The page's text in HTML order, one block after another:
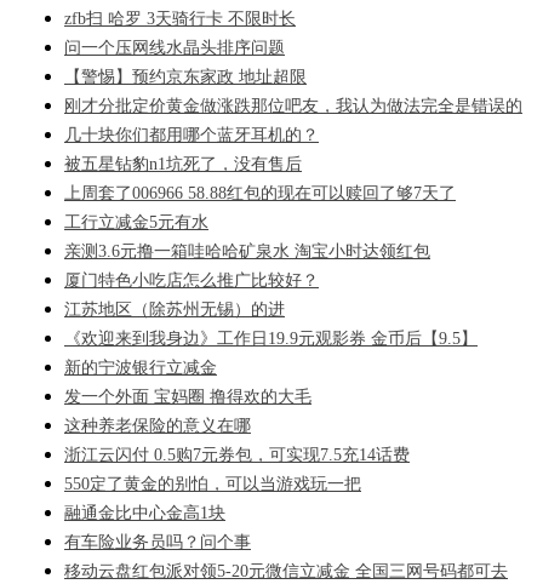
zfb扫 哈罗 3天骑行卡 不限时长
问一个压网线水晶头排序问题
【警惕】预约京东家政 地址超限
刚才分批定价黄金做涨跌那位吧友，我认为做法完全是错误的
几十块你们都用哪个蓝牙耳机的？
被五星钻豹n1坑死了，没有售后
上周套了006966 58.88红包的现在可以赎回了够7天了
工行立减金5元有水
亲测3.6元撸一箱哇哈哈矿泉水 淘宝小时达领红包
厦门特色小吃店怎么推广比较好？
江苏地区（除苏州无锡）的进
《欢迎来到我身边》工作日19.9元观影券 金币后【9.5】
新的宁波银行立减金
发一个外面 宝妈圈 撸得欢的大毛
这种养老保险的意义在哪
浙江云闪付 0.5购7元券包，可实现7.5充14话费
550定了黄金的别怕，可以当游戏玩一把
融通金比中心金高1块
有车险业务员吗？问个事
移动云盘红包派对领5-20元微信立减金 全国三网号码都可去